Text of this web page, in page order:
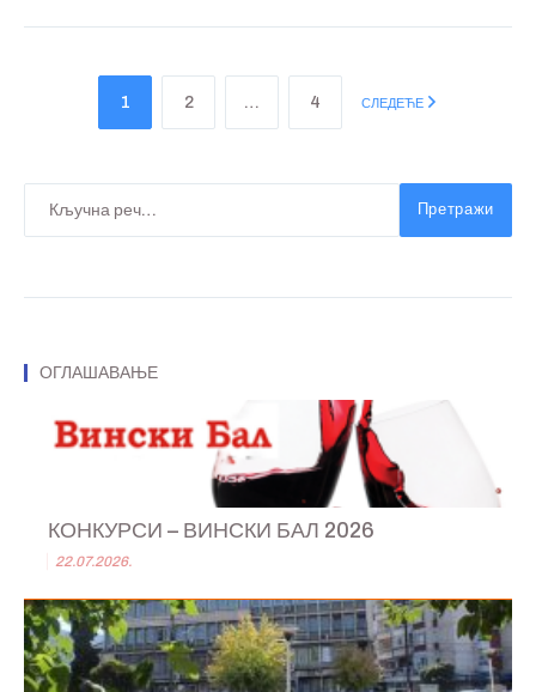
1 2 … 4 СЛЕДЕЋЕ
Претражи
ОГЛАШАВАЊЕ
КОНКУРСИ – ВИНСКИ БАЛ 2026
22.07.2026.